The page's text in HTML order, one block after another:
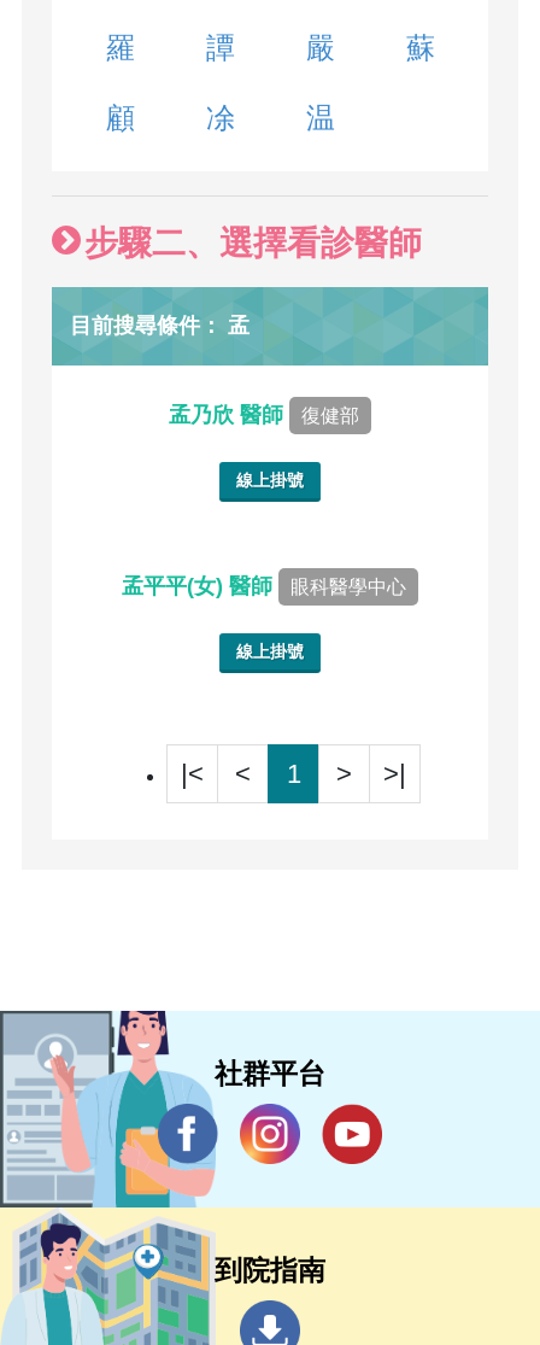
羅 譚 嚴 蘇
顧 凃 温
步驟二、選擇看診醫師
目前搜尋條件： 孟
孟乃欣 醫師 復健部
線上掛號
孟平平(女) 醫師 眼科醫學中心
線上掛號
|< < 1 > >|
社群平台
到院指南